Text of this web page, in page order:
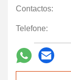
Contactos:
Telefone: